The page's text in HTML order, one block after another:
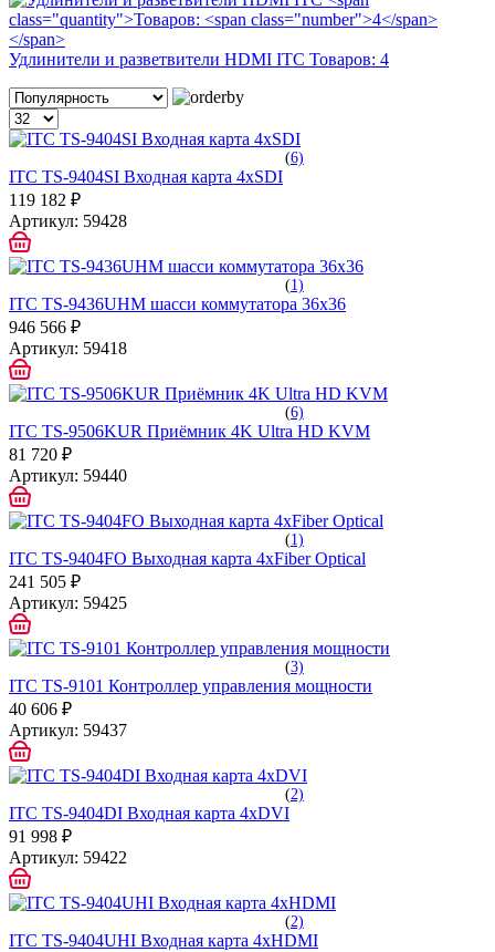
Удлинители и разветвители HDMI ITC Товаров: 4
(6)
ITC TS-9404SI Входная карта 4хSDI
119 182 ₽
Артикул: 59428
(1)
ITC TS-9436UHM шасси коммутатора 36х36
946 566 ₽
Артикул: 59418
(6)
ITC TS-9506KUR Приёмник 4K Ultra HD KVM
81 720 ₽
Артикул: 59440
(1)
ITC TS-9404FO Выходная карта 4хFiber Optical
241 505 ₽
Артикул: 59425
(3)
ITC TS-9101 Контроллер управления мощности
40 606 ₽
Артикул: 59437
(2)
ITC TS-9404DI Входная карта 4хDVI
91 998 ₽
Артикул: 59422
(2)
ITC TS-9404UHI Входная карта 4хHDMI